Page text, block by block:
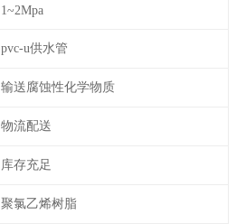
1~2Mpa
pvc-u供水管
输送腐蚀性化学物质
物流配送
库存充足
聚氯乙烯树脂